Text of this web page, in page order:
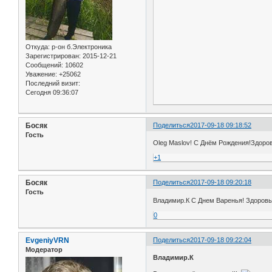
Откуда: р-он б.Электроника
Зарегистрирован: 2015-12-21
Сообщений: 10602
Уважение: +25062
Последний визит:
Сегодня 09:36:07
Поделиться2017-09-18 09:18:52
Босяк
Гость
Oleg Maslov! С Днём
+1
Поделиться2017-09-18 09:20:18
Босяк
Гость
Владимир.К С Днем Варенья!
0
Поделиться2017-09-18 09:22:04
EvgeniyVRN
Модератор
Владимир.К